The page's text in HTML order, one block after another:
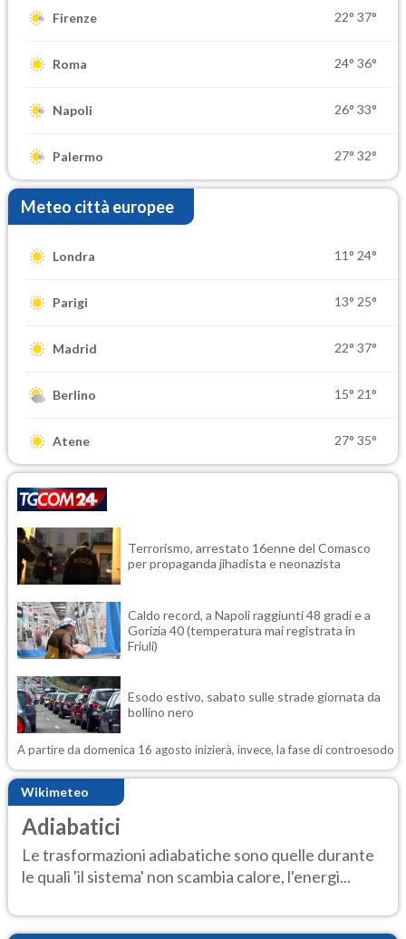
Firenze 22° 37°
Roma 24° 36°
Napoli 26° 33°
Palermo 27° 32°
Meteo città europee
Londra 11° 24°
Parigi 13° 25°
Madrid 22° 37°
Berlino 15° 21°
Atene 27° 35°
Terrorismo, arrestato 16enne del Comasco
per propaganda jihadista e neonazista
Caldo record, a Napoli raggiunti 48 gradi e a
Gorizia 40 (temperatura mai registrata in
Friuli)
Esodo estivo, sabato sulle strade giornata da
bollino nero
A partire da domenica 16 agosto inizierà, invece, la fase di controesodo
Wikimeteo
Adiabatici
Le trasformazioni adiabatiche sono quelle durante
le quali 'il sistema' non scambia calore, l'energi...